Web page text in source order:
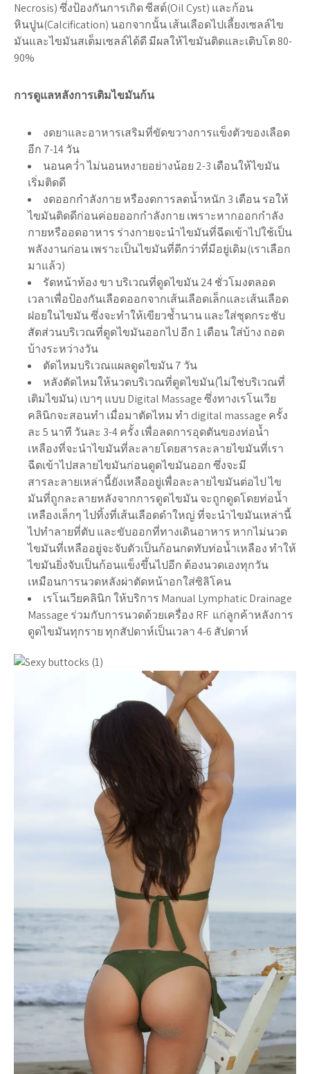
Necrosis) ซึ่งป้องกันการเกิด ซีสต์(Oil Cyst) และก้อน
หินปูน(Calcification) นอกจากนั้น เส้นเลือดไปเลี้ยงเซลล์ไข
มันและไขมันสเต็มเซลล์ได้ดี มีผลให้ไขมันติดและเติบโต 80-
90%
การดูแลหลังการเติมไขมันก้น
งดยาและอาหารเสริมที่ขัดขวางการแข็งตัวของเลือด
อีก 7-14 วัน
นอนคว่ำ ไม่นอนหงายอย่างน้อย 2-3 เดือนให้ไขมัน
เริ่มติดดี
งดออกกำลังกาย หรืองดการลดน้ำหนัก 3 เดือน รอให้
ไขมันติดดีก่อนค่อยออกกำลังกาย เพราะหากออกกำลัง
กายหรืออดอาหาร ร่างกายจะนำไขมันที่ฉีดเข้าไปใช้เป็น
พลังงานก่อน เพราะเป็นไขมันที่ดีกว่าที่มีอยู่เดิม(เราเลือก
มาแล้ว)
รัดหน้าท้อง ขา บริเวณที่ดูดไขมัน 24 ชั่วโมงตลอด
เวลาเพื่อป้องกันเลือดออกจากเส้นเลือดเล็กและเส้นเลือด
ฝอยในไขมัน ซึ่งจะทำให้เขียวช้ำนาน และใส่ชุดกระชับ
สัดส่วนบริเวณที่ดูดไขมันออกไป อีก 1 เดือน ใส่บ้าง ถอด
บ้างระหว่างวัน
ตัดไหมบริเวณแผลดูดไขมัน 7 วัน
หลังตัดไหมให้นวดบริเวณที่ดูดไขมัน(ไม่ใช่บริเวณที่
เติมไขมัน) เบาๆ แบบ Digital Massage ซึ่งทางเรโนเวีย
คลินิกจะสอนทำ เมื่อมาตัดไหม ทำ digital massage ครั้ง
ละ 5 นาที วันละ 3-4 ครั้ง เพื่อลดการอุดตันของท่อน้ำ
เหลืองที่จะนำไขมันที่ละลายโดยสารละลายไขมันที่เรา
ฉีดเข้าไปสลายไขมันก่อนดูดไขมันออก ซึ่งจะมี
สารละลายเหล่านี้ยังเหลืออยู่เพื่อละลายไขมันต่อไป ไข
มันที่ถูกละลายหลังจากการดูดไขมัน จะถูกดูดโดยท่อน้ำ
เหลืองเล็กๆ ไปทิ้งที่เส้นเลือดดำใหญ่ ที่จะนำไขมันเหล่านี้
ไปทำลายที่ตับ และขับออกที่ทางเดินอาหาร หากไม่นวด
ไขมันที่เหลืออยู่จะจับตัวเป็นก้อนกดทับท่อน้ำเหลือง ทำให้
ไขมันยิ่งจับเป็นก้อนแข็งขึ้นไปอีก ต้องนวดเองทุกวัน
เหมือนการนวดหลังผ่าตัดหน้าอกใส่ซิลิโคน
เรโนเวียคลินิก ให้บริการ Manual Lymphatic Drainage
Massage ร่วมกับการนวดด้วยเครื่อง RF แก่ลูกค้าหลังการ
ดูดไขมันทุกราย ทุกสัปดาห์เป็นเวลา 4-6 สัปดาห์